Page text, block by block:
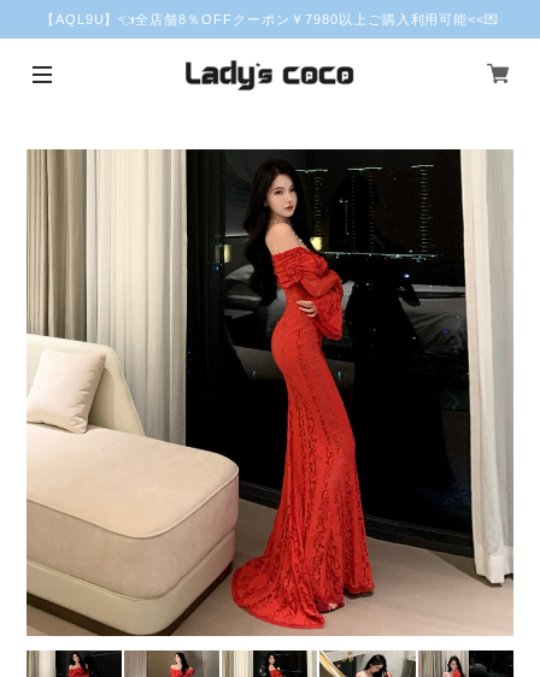
【AQL9U】👈全店舗8％OFFクーポン￥7980以上ご購入利用可能<<💌